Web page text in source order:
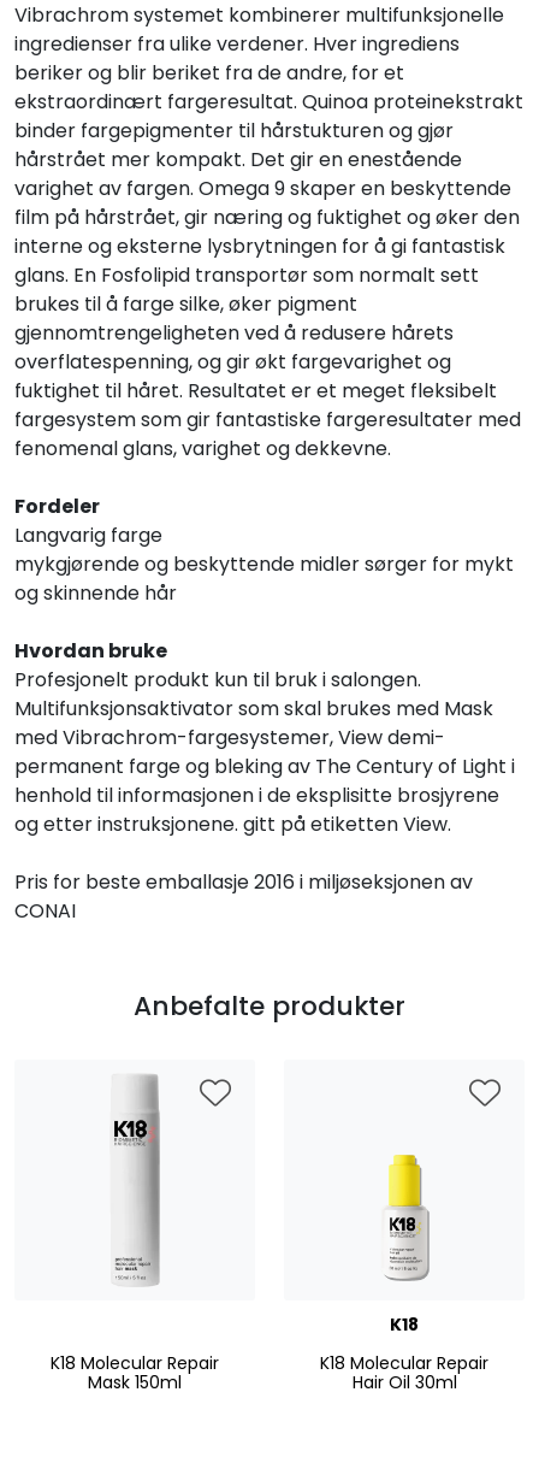
Vibrachrom systemet kombinerer multifunksjonelle
ingredienser fra ulike verdener. Hver ingrediens
beriker og blir beriket fra de andre, for et
ekstraordinært fargeresultat. Quinoa proteinekstrakt
binder fargepigmenter til hårstukturen og gjør
hårstrået mer kompakt. Det gir en enestående
varighet av fargen. Omega 9 skaper en beskyttende
film på hårstrået, gir næring og fuktighet og øker den
interne og eksterne lysbrytningen for å gi fantastisk
glans. En Fosfolipid transportør som normalt sett
brukes til å farge silke, øker pigment
gjennomtrengeligheten ved å redusere hårets
overflatespenning, og gir økt fargevarighet og
fuktighet til håret. Resultatet er et meget fleksibelt
fargesystem som gir fantastiske fargeresultater med
fenomenal glans, varighet og dekkevne.
Fordeler
Langvarig farge
mykgjørende og beskyttende midler sørger for mykt
og skinnende hår
Hvordan bruke
Profesjonelt produkt kun til bruk i salongen.
Multifunksjonsaktivator som skal brukes med Mask
med Vibrachrom-fargesystemer, View demi-
permanent farge og bleking av The Century of Light i
henhold til informasjonen i de eksplisitte brosjyrene
og etter instruksjonene. gitt på etiketten View.
Pris for beste emballasje 2016 i miljøseksjonen av
CONAI
Anbefalte produkter
K18 Molecular Repair
Mask 150ml
K18
K18 Molecular Repair
Hair Oil 30ml